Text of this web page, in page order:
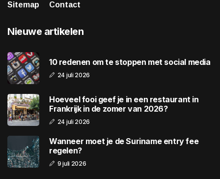
Sitemap
Contact
Nieuwe artikelen
10 redenen om te stoppen met social media
24 juli 2026
Hoeveel fooi geef je in een restaurant in
Frankrijk in de zomer van 2026?
24 juli 2026
Wanneer moet je de Suriname entry fee
regelen?
9 juli 2026